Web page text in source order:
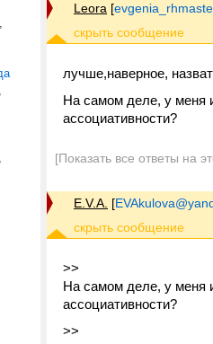
Leora [
лучше,наверное,
На самом деле, у меня
ассоциативности?
[Показать все ответы на
E.V.A. [
>>
На самом деле, у меня
ассоциативности?
>>